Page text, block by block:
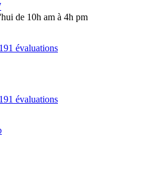
de 10h am à 4h pm
191 évaluations
191 évaluations